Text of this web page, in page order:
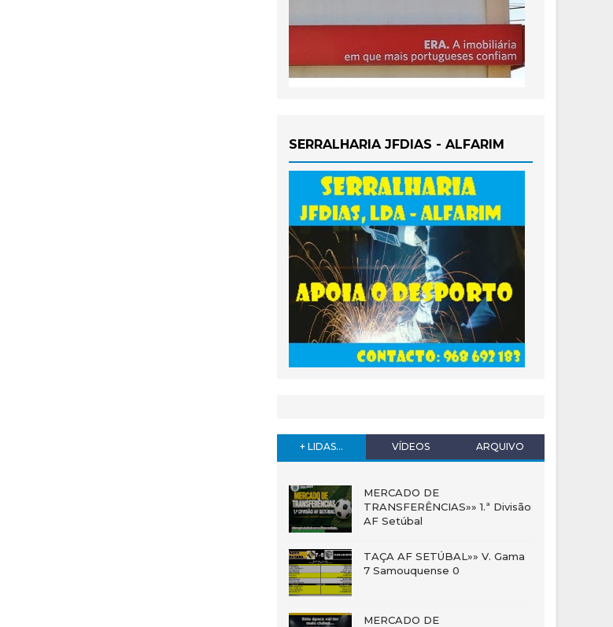
SERRALHARIA JFDIAS - ALFARIM
+ LIDAS... VÍDEOS ARQUIVO
MERCADO DE
TRANSFERÊNCIAS»» 1.ª Divisão
AF Setúbal
TAÇA AF SETÚBAL»» V. Gama
7 Samouquense 0
MERCADO DE